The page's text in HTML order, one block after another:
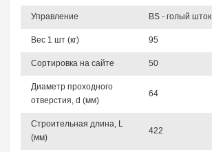
Управление BS - голый шток
Вес 1 шт (кг) 95
Сортировка на сайте 50
Диаметр проходного
отверстия, d (мм)
64
Строительная длина, L
(мм)
422